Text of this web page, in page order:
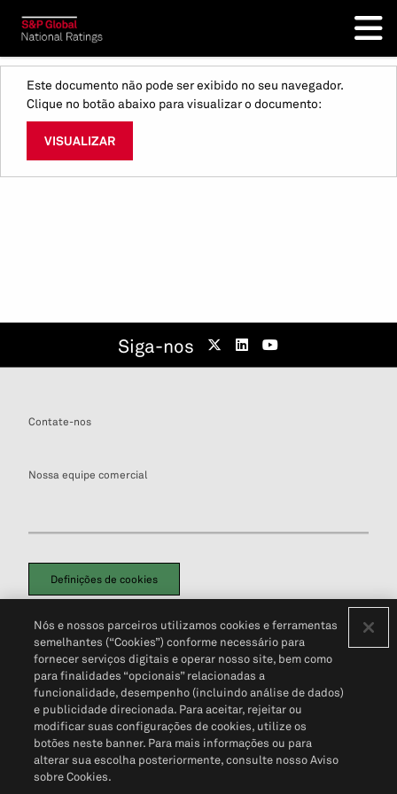
Este documento não pode ser exibido no seu navegador.
Clique no botão abaixo para visualizar o documento:
VISUALIZAR
Siga-nos
Contate-nos
Nossa equipe comercial
Definições de cookies
Política de PrivacidadePortal de privacidade do cliente (em inglês)
Não Venda Minhas Informações Pessoais© 2026 S&P Global
Nós e nossos parceiros utilizamos cookies e ferramentas
semelhantes (“Cookies”) conforme necessário para
fornecer serviços digitais e operar nosso site, bem como
para finalidades “opcionais” relacionadas a
funcionalidade, desempenho (incluindo análise de dados)
e publicidade direcionada. Para aceitar, rejeitar ou
modificar suas configurações de cookies, utilize os
botões neste banner. Para mais informações ou para
alterar sua escolha posteriormente, consulte nosso Aviso
sobre Cookies.